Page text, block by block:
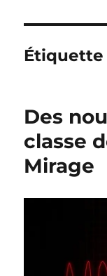
Des
classe
Mirage